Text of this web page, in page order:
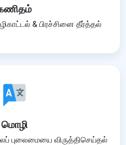
& பிரச்சினை தீர்த்தல்
மொழி
புலைமையை விருத்திசெய்தல்